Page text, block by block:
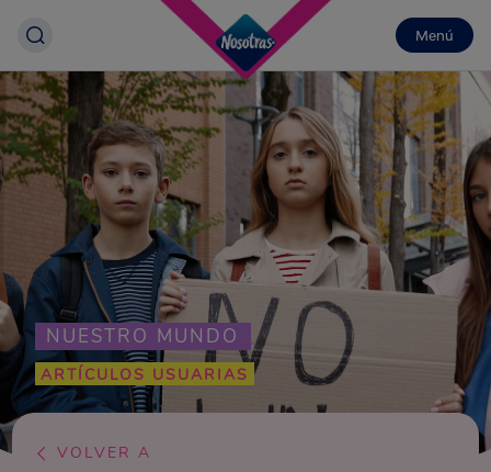
Menú
NUESTRO MUNDO
ARTÍCULOS USUARIAS
VOLVER A